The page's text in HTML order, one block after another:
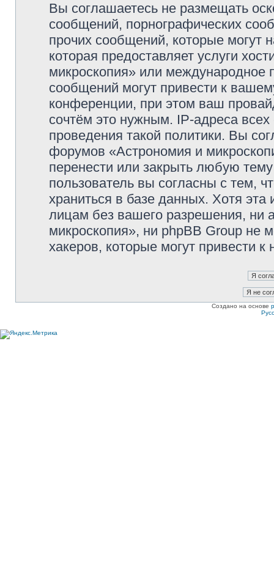
Вы соглашаетесь не размещать
сообщений, порнографических
прочих сообщений, которые могут
которая предоставляет услуги
микроскопия» или международное
сообщений могут привести к
конференции, при этом ваш
сочтём это нужным. IP-адреса
проведения такой политики. Вы
форумов «Астрономия и
перенести или закрыть любую
пользователь вы согласны с тем,
храниться в базе данных. Хотя
лицам без вашего разрешения, ни
микроскопия», ни phpBB Group не
хакеров, которые могут привести
Создано на основе